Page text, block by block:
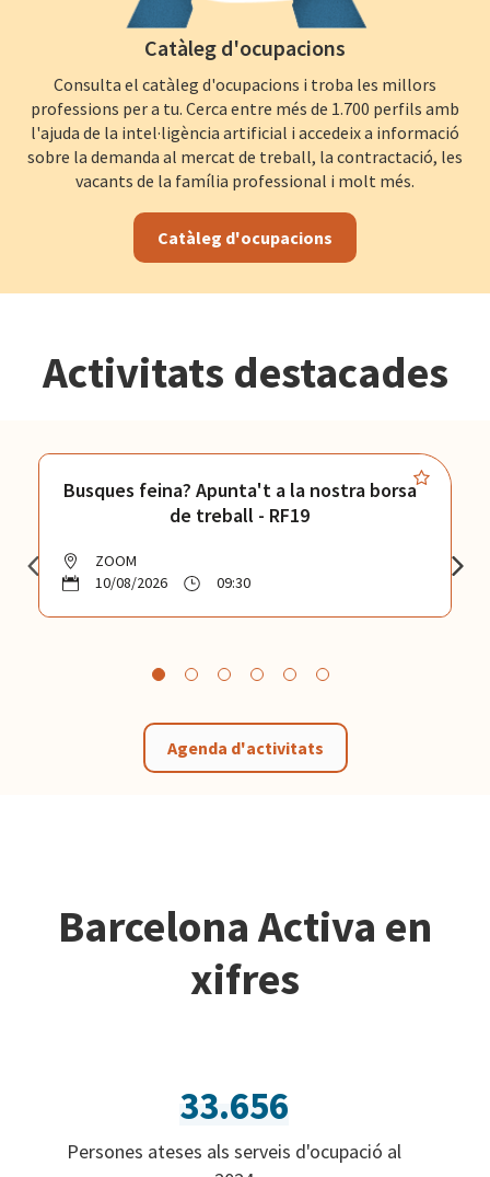
Catàleg d'ocupacions
Consulta el catàleg d'ocupacions i troba les millors
professions per a tu. Cerca entre més de 1.700 perfils amb
l'ajuda de la intel·ligència artificial i accedeix a informació
sobre la demanda al mercat de treball, la contractació, les
vacants de la família professional i molt més.
Catàleg d'ocupacions
Activitats destacades
Busques feina? Apunta't a la nostra borsa
de treball - RF19
ZOOM
10/08/2026
09:30
Agenda d'activitats
Barcelona Activa en
xifres
33.656
Persones ateses als serveis d'ocupació al